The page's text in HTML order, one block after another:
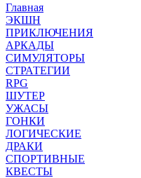
Главная
ЭКШН
ПРИКЛЮЧЕНИЯ
АРКАДЫ
СИМУЛЯТОРЫ
СТРАТЕГИИ
RPG
ШУТЕР
УЖАСЫ
ГОНКИ
ЛОГИЧЕСКИЕ
ДРАКИ
СПОРТИВНЫЕ
КВЕСТЫ